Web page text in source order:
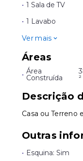
• 1 Sala de TV
• 1 Lavabo
Ver mais
Áreas
• Área
Construída ²
Descrição
Casa ou Terreno
Outras
• Esquina: Sim